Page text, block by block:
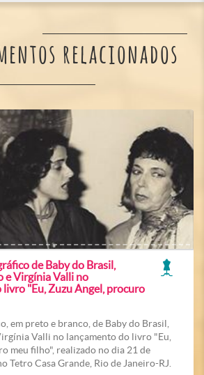
relacionados
de Baby do Brasil,
e Virgínia Valli no
livro "Eu, Zuzu Angel, procuro
em preto e branco, de Baby do Brasil,
Valli no lançamento do livro "Eu,
meu filho", realizado no dia 21 de
Tetro Casa Grande, Rio de Janeiro-RJ.